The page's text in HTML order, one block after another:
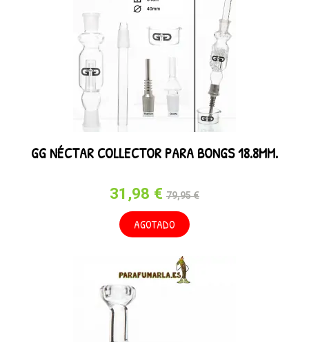
GG NÉCTAR COLLECTOR PARA BONGS 18.8MM.
31,98 € 79,95 €
AGOTADO